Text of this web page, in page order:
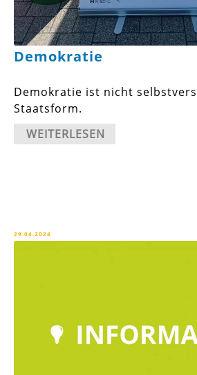
Demokratie
Demokratie ist nicht
Staatsform.
WEITERLESEN
29.04.2024